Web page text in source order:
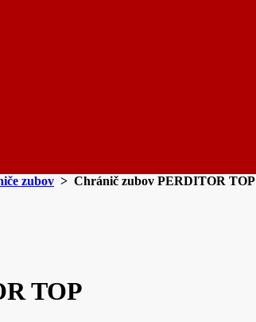
zubov > Chránič zubov PERDITOR TOP
TOP